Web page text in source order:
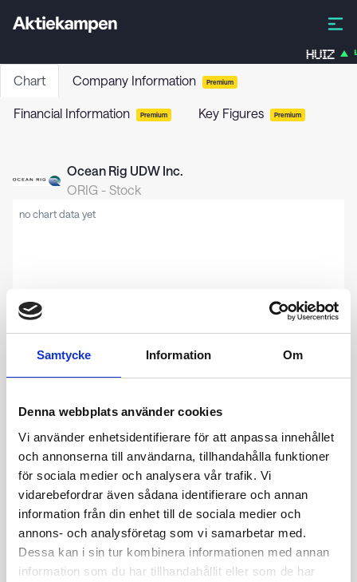
Samtycke Information Om
Denna webbplats använder cookies
Vi använder enhetsidentifierare för att anpassa innehållet
och annonserna till användarna, tillhandahålla funktioner
för sociala medier och analysera vår trafik. Vi
vidarebefordrar även sådana identifierare och annan
information från din enhet till de sociala medier och
annons- och analysföretag som vi samarbetar med.
Dessa kan i sin tur kombinera informationen med annan
information som du har tillhandahållit eller som de har
HUIZ
Chart Company Information Premium
Financial Information Premium Key Figures Premium
Ocean Rig UDW Inc.
ORIG - Stock
no chart data yet
24h 7d 1m 3m
Trade